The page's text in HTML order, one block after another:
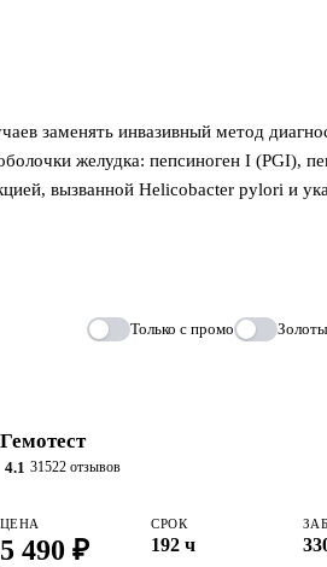
заменять инвазивный метод
желудка: пепсиноген I (PGI),
вызванной Helicobacter pylori и
на предмет риска развития рака
Только с промо
Гемотест
4.1 31522 отзывов
ЦЕНА
5 490 ₽
СРОК
192 ч